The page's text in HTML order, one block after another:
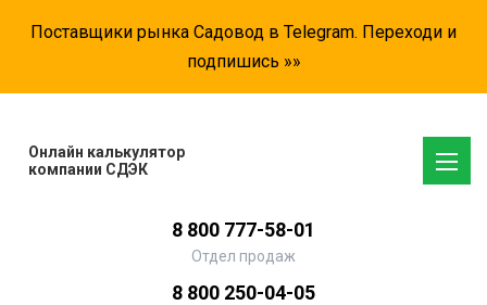
Поставщики рынка Садовод в Telegram. Переходи и
подпишись »»
Онлайн калькулятор
компании СДЭК
8 800 777-58-01
Отдел продаж
8 800 250-04-05